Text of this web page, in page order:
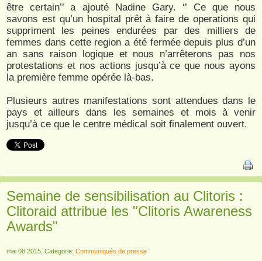
être certain’’ a ajouté Nadine Gary. ‘’ Ce que nous
savons est qu’un hospital prêt à faire de operations qui
suppriment les peines endurées par des milliers de
femmes dans cette region a été fermée depuis plus d’un
an sans raison logique et nous n’arrêterons pas nos
protestations et nos actions jusqu’à ce que nous ayons
la première femme opérée là-bas.
Plusieurs autres manifestations sont attendues dans le
pays et ailleurs dans les semaines et mois à venir
jusqu’à ce que le centre médical soit finalement ouvert.
Semaine de sensibilisation au Clitoris :
Clitoraid attribue les "Clitoris Awareness
Awards"
mai 08 2015, Categorie: Communiqués de presse